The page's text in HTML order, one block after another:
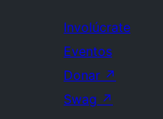
Involúcrate
Eventos
Donar ↗
Swag ↗